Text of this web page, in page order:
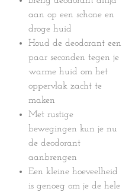
aan op een schone en
droge huid
Houd de deodorant een
paar seconden tegen je
warme huid om het
oppervlak zacht te
maken
Met rustige
bewegingen kun je nu
de deodorant
aanbrengen
Een kleine hoeveelheid
is genoeg om je de hele